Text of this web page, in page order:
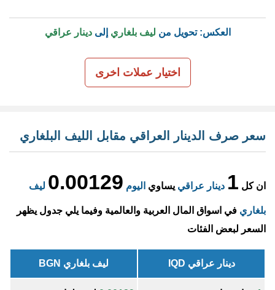
العكس: تحويل من ليف بلغاري إلىدينار عراقي
اختيار عملات اخرى
سعر صرف الدينار العراقي مقابل الليف البلغاري
ان كل 1 دينار عراقي يساوي اليوم 0.00129 ليف
بلغاري في اسواق المال العربية والعالمية وفيما يلي جدول يظهر
السعر لبعض الفئات
دينار عراقي IQD ليف بلغاري BGN